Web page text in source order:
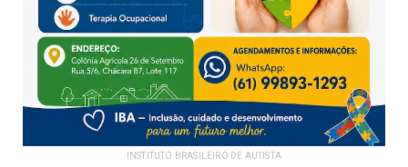
INSTITUTO BRASILEIRO DE AUTISTA